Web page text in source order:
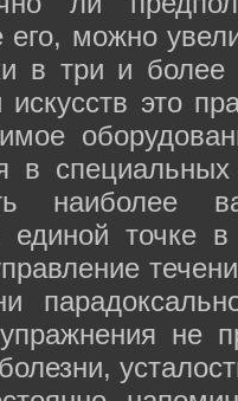
его, можно
в три и
это
в
наиболее
единой точке
не